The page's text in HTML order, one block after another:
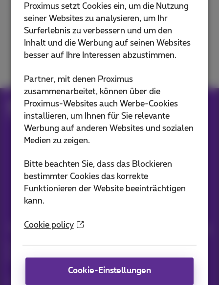
Pickx verwenden
Pickx auf Ihrem Handy oder Computer
Ein TV-Problem lösen
Proximus setzt Cookies ein, um die Nutzung
seiner Websites zu analysieren, um Ihr
Surferlebnis zu verbessern und um den
Inhalt und die Werbung auf seinen Websites
besser auf Ihre Interessen abzustimmen.
Partner, mit denen Proximus
zusammenarbeitet, können über die
Proximus-Websites auch Werbe-Cookies
installieren, um Ihnen für Sie relevante
Werbung auf anderen Websites und sozialen
Medien zu zeigen.
Bitte beachten Sie, dass das Blockieren
bestimmter Cookies das korrekte
Funktionieren der Website beeinträchtigen
kann.
Cookie policy
Cookie-Einstellungen
Hilfe Fernsehen
Pickx verwenden
Liste der TV-Sender
Unsere Anwendungen
Nachrichten direkt in Ihren Posteingang
Angebote, die gerade erst erschienen sind